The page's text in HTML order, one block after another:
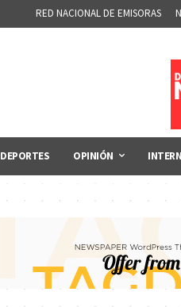
RED NACIONAL DE EMISORAS
DEPORTES OPINIÓN